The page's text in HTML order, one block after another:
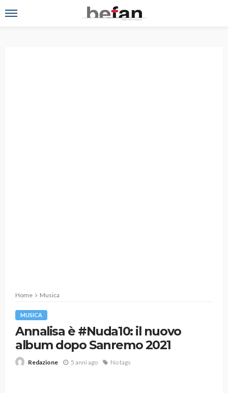
Home Musica
MUSICA
Annalisa è #Nuda10: il nuovo
album dopo Sanremo 2021
Redazione 5 anni ago No tags